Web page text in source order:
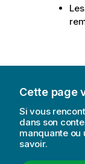
Cette page
Si vous
dans son
manquante ou
savoir.